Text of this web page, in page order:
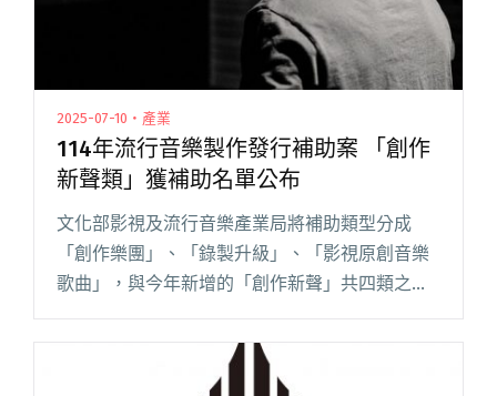
2025-07-10・產業
114年流行音樂製作發行補助案 「創作
新聲類」獲補助名單公布
文化部影視及流行音樂產業局將補助類型分成
「創作樂團」、「錄製升級」、「影視原創音樂
歌曲」，與今年新增的「創作新聲」共四類之
作新聲類」公布獲選名單，共補助 29 案，總補／
獎助金額為 19,75閱讀全文 "114年流行音樂製作發